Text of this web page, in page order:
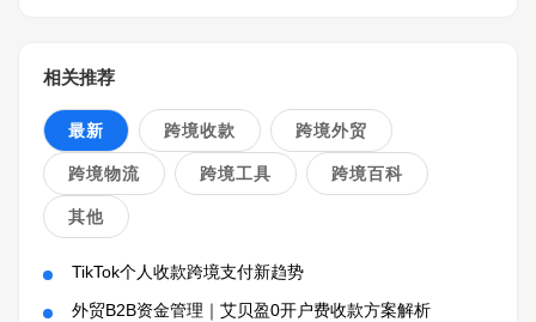
相关推荐
最新 跨境收款 跨境外贸
跨境物流 跨境工具 跨境百科
其他
TikTok个人收款跨境支付新趋势
外贸B2B资金管理｜艾贝盈0开户费收款方案解析